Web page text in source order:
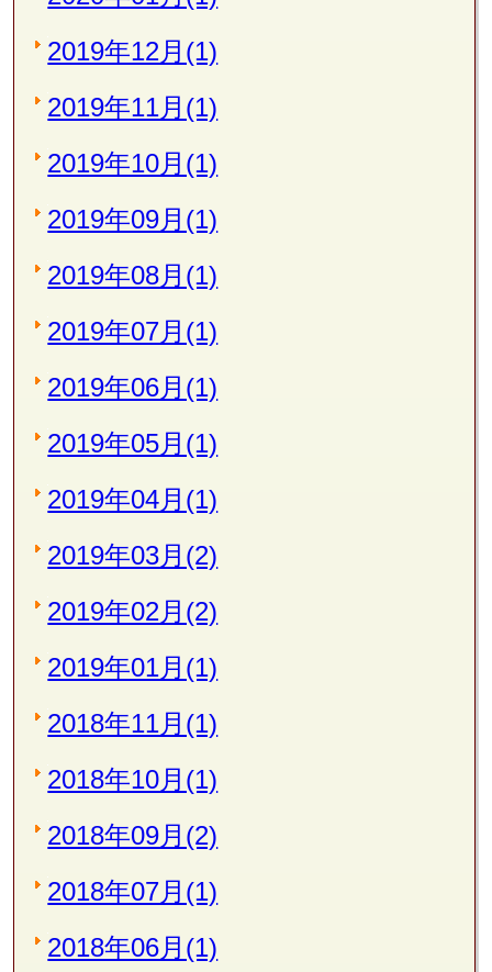
2019年12月(1)
2019年11月(1)
2019年10月(1)
2019年09月(1)
2019年08月(1)
2019年07月(1)
2019年06月(1)
2019年05月(1)
2019年04月(1)
2019年03月(2)
2019年02月(2)
2019年01月(1)
2018年11月(1)
2018年10月(1)
2018年09月(2)
2018年07月(1)
2018年06月(1)